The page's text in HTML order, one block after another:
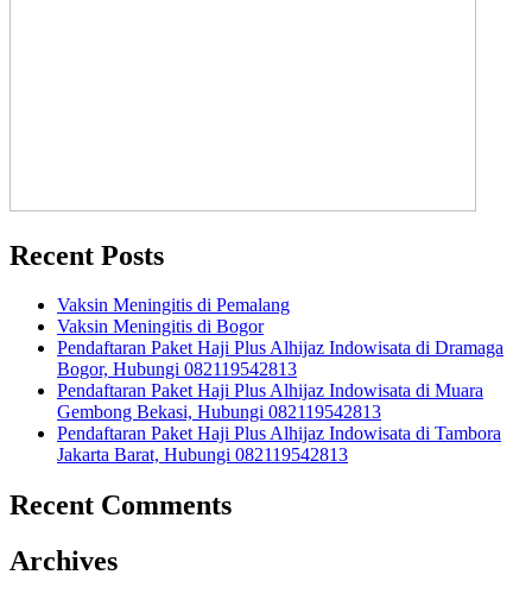
Recent Posts
Vaksin Meningitis di Pemalang
Vaksin Meningitis di Bogor
Pendaftaran Paket Haji Plus Alhijaz Indowisata di Dramaga
Bogor, Hubungi 082119542813
Pendaftaran Paket Haji Plus Alhijaz Indowisata di Muara
Gembong Bekasi, Hubungi 082119542813
Pendaftaran Paket Haji Plus Alhijaz Indowisata di Tambora
Jakarta Barat, Hubungi 082119542813
Recent Comments
Archives